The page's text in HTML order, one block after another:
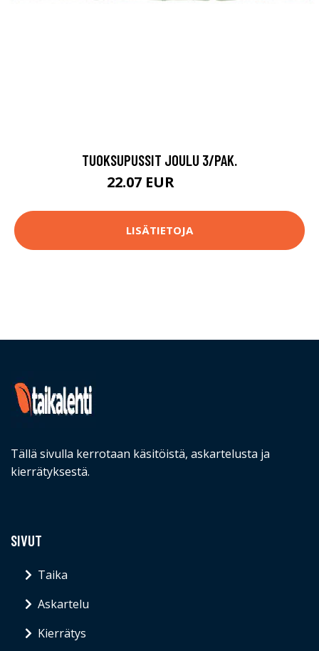
TUOKSUPUSSIT JOULU 3/PAK.
22.07 EUR
LISÄTIETOJA
Tällä sivulla kerrotaan käsitöistä, askartelusta ja
kierrätyksestä.
SIVUT
Taika
Askartelu
Kierrätys